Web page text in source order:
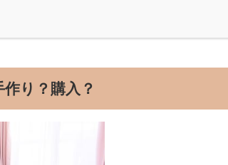
り？購入？